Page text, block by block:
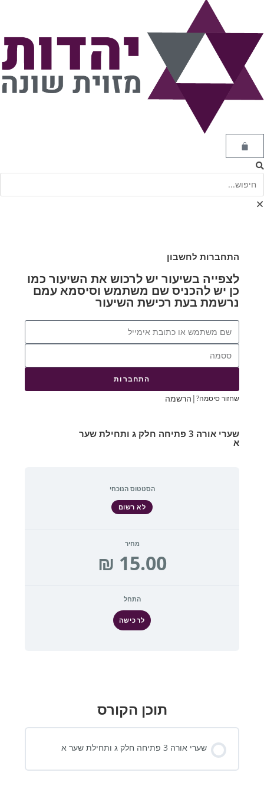
התחברות לחשבון
לצפייה בשיעור יש לרכוש את השיעור כמו
כן יש להכניס שם משתמש וסיסמא עמם
נרשמת בעת רכישת השיעור
התחברות
שחזור סיסמה?| הרשמה
שערי אורה 3 פתיחה חלק ג ותחילת שער
א
הסטטוס הנוכחי
לא רשום
מחיר
התחל
לרכישה
תוכן הקורס
שערי אורה 3 פתיחה חלק ג ותחילת שער א